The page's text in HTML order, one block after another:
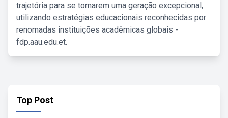
trajetória para se tornarem uma geração excepcional,
utilizando estratégias educacionais reconhecidas por
renomadas instituições acadêmicas globais -
fdp.aau.edu.et.
Top Post